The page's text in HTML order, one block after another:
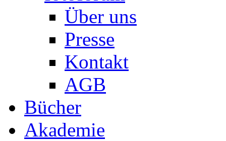
Über uns
Presse
Kontakt
AGB
Bücher
Akademie